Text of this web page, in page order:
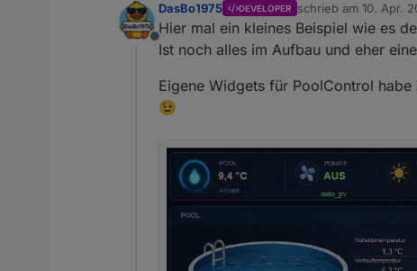
Offline
DasBo1975 DEVELOPER schrieb am 10. Apr.
zuletzt editiert von
Hier mal ein kleines Beispiel wie es
Ist noch alles im Aufbau und eher
Eigene Widgets für PoolControl
😉